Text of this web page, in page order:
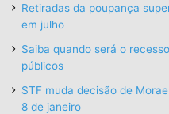
Retiradas da poupança
em julho
Saiba quando será o
públicos
STF muda decisão de
8 de janeiro